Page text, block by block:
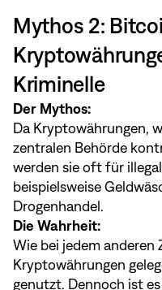
Mythos 2:
Kriminelle
Der Mythos:
Da Kryptowährungen,
zentralen Behörde
werden sie oft für
beispielsweise
Drogenhandel.
Die Wahrheit:
Wie bei jedem anderen
Kryptowährungen
genutzt. Dennoch ist